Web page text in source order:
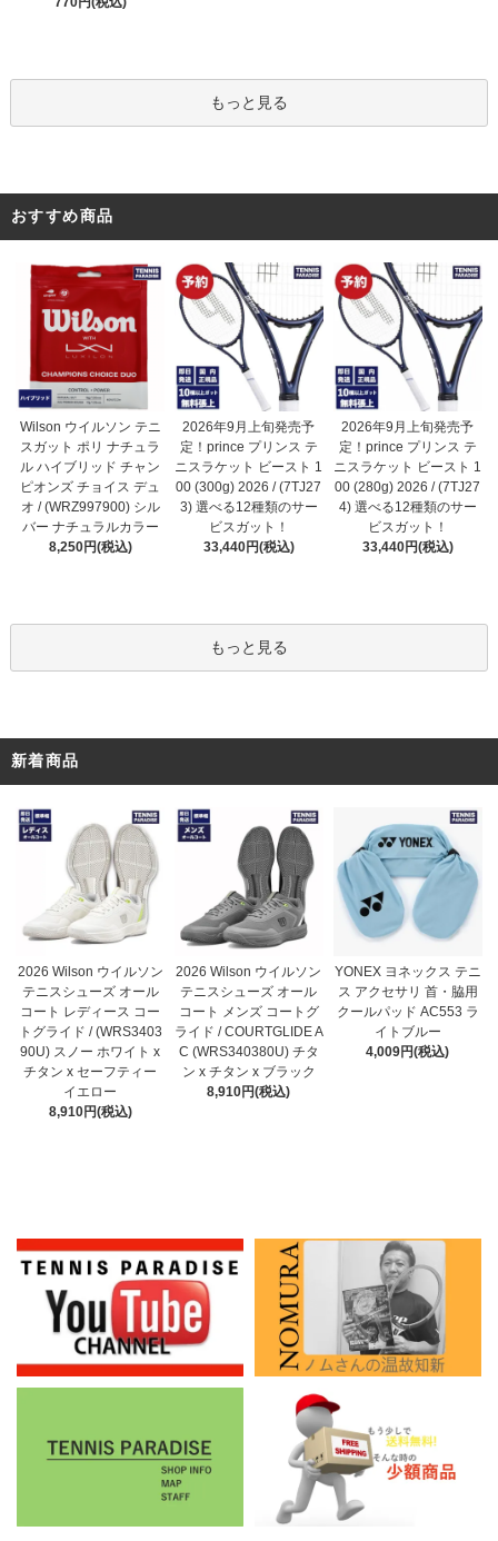
もっと見る
おすすめ商品
Wilson ウイルソン テニ
スガット ポリ ナチュラ
ル ハイブリッド チャン
ピオンズ チョイス デュ
オ / (WRZ997900) シル
バー ナチュラルカラー
8,250円(税込)
2026年9月上旬発売予
定！prince プリンス テ
ニスラケット ビースト 1
00 (300g) 2026 / (7TJ27
3) 選べる12種類のサー
ビスガット！
33,440円(税込)
2026年9月上旬発売予
定！prince プリンス テ
ニスラケット ビースト 1
00 (280g) 2026 / (7TJ27
4) 選べる12種類のサー
ビスガット！
33,440円(税込)
もっと見る
新着商品
2026 Wilson ウイルソン
テニスシューズ オール
コート レディース コー
トグライド / (WRS3403
90U) スノー ホワイト x
チタン x セーフティー
イエロー
8,910円(税込)
2026 Wilson ウイルソン
テニスシューズ オール
コート メンズ コートグ
ライド / COURTGLIDE A
C (WRS340380U) チタ
ン x チタン x ブラック
8,910円(税込)
YONEX ヨネックス テニ
ス アクセサリ 首・脇用
クールパッド AC553 ラ
イトブルー
4,009円(税込)